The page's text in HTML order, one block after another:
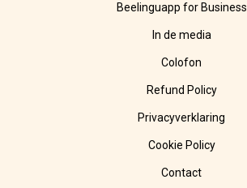
Beelinguapp for Business
In de media
Colofon
Refund Policy
Privacyverklaring
Cookie Policy
Contact